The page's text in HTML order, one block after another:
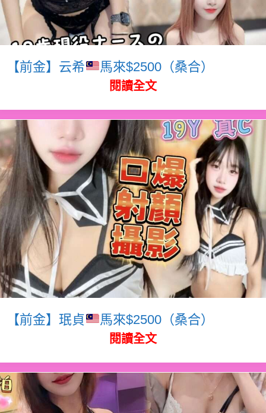
【前金】云希 馬來$2500（桑合）
閱讀全文
【前金】珉貞 馬來$2500（桑合）
閱讀全文